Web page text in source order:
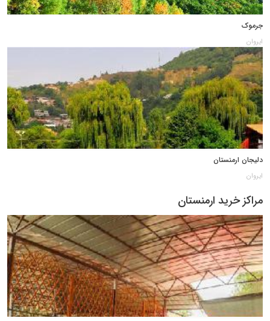
جرموک
ایروان
دلیجان ارمنستان
ایروان
مراکز خرید ارمنستان